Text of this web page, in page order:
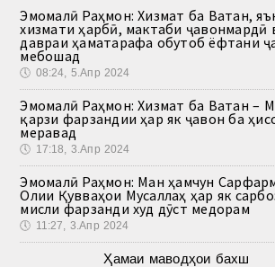
Эмомалӣ Раҳмон: Хизмат ба Ватан,
хизмати ҳарбӣ, мактаби ҷавонмардӣ
давраи ҳаматарафа обутоб ёфтани
мебошад
🕔 08:24, 5.Апр 2024
Эмомалӣ Раҳмон: Хизмат ба Ватан –
қарзи фарзандии ҳар як ҷавон ба
меравад
🕔 17:18, 3.Апр 2024
Эмомалӣ Раҳмон: Ман ҳамчун
Олии Қувваҳои Мусаллаҳ ҳар як
мисли фарзанди худ дӯст медорам
🕔 11:27, 3.Апр 2024
Ҳамаи маводҳои бахш